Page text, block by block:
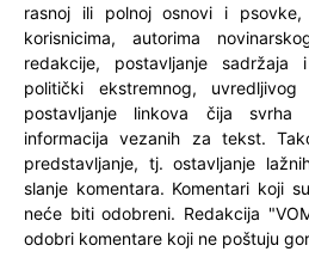
rasnoj ili polnoj osnovi i
korisnicima, autorima
redakcije, postavljanje sadržaja
politički ekstremnog,
postavljanje linkova čija svrha
informacija vezanih za tekst.
predstavljanje, tj. ostavljanje
slanje komentara. Komentari koji
neće biti odobreni. Redakcija
odobri komentare koji ne poštuju